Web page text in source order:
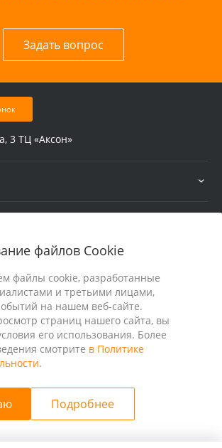
файлов Cookie
файлы cookie, разработанные
и третьими лицами,
на нашем веб-сайте.
страниц нашего сайта, вы
его использования. Более
смотрите в Политике
.
Подробнее
Задать вопрос
3 ТЦ «Аксон»